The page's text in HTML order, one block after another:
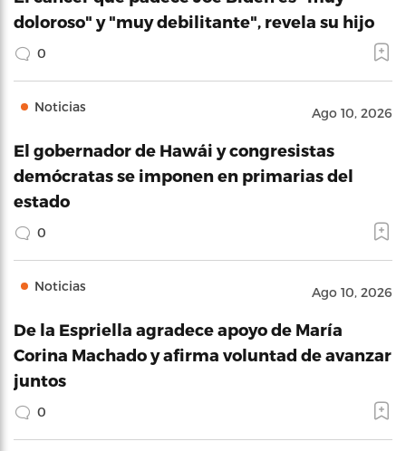
doloroso" y "muy debilitante", revela su hijo
0
Noticias Ago 10, 2026
El gobernador de Hawái y congresistas
demócratas se imponen en primarias del
estado
0
Noticias Ago 10, 2026
De la Espriella agradece apoyo de María
Corina Machado y afirma voluntad de avanzar
juntos
0